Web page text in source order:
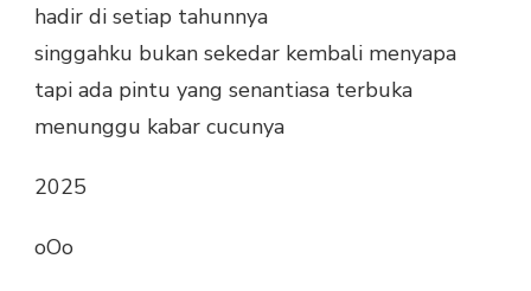
hadir di setiap tahunnya
singgahku bukan sekedar kembali menyapa
tapi ada pintu yang senantiasa terbuka
menunggu kabar cucunya
2025
oOo